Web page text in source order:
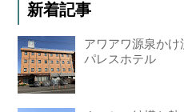
新着記事
アワアワ源泉か
パレスホテル